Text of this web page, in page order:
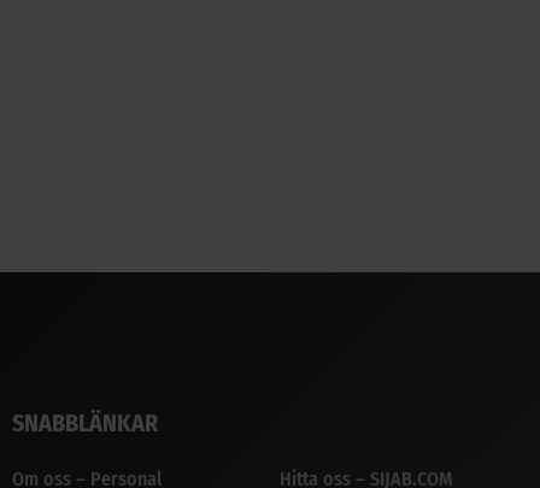
SNABBLÄNKAR
Om oss – Personal Hitta oss – SIJAB.COM